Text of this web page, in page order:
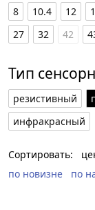
8 10.4 12
27
32 42
Тип
резистивный
инфракрасный
Сортировать:
по новизне
по